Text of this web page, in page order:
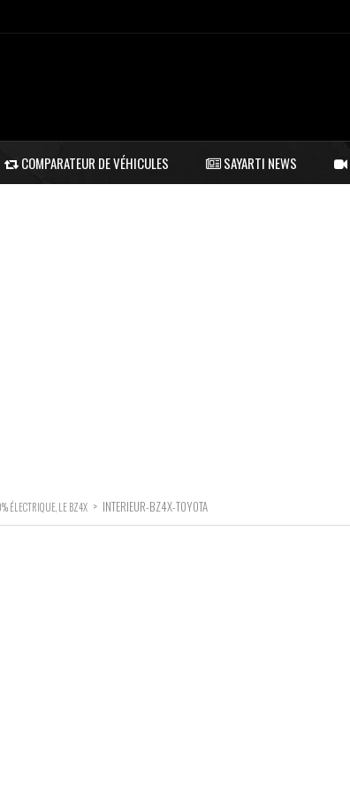
COMPARATEUR DE VÉHICULES SAYARTI NEWS
ÉLECTRIQUE, LE BZ4X > INTERIEUR-BZ4X-TOYOTA